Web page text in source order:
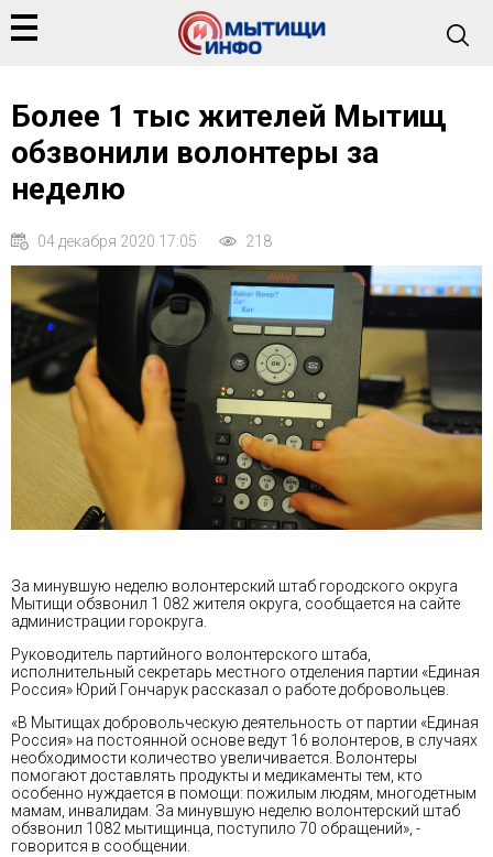
Более 1 тыс жителей Мытищ
обзвонили волонтеры за
неделю
04 декабря 2020 17:05 218
За минувшую неделю волонтерский штаб городского округа
Мытищи обзвонил 1 082 жителя округа, сообщается на сайте
администрации горокруга.
Руководитель партийного волонтерского штаба,
исполнительный секретарь местного отделения партии «Единая
Россия» Юрий Гончарук рассказал о работе добровольцев.
«В Мытищах добровольческую деятельность от партии «Единая
Россия» на постоянной основе ведут 16 волонтеров, в случаях
необходимости количество увеличивается. Волонтеры
помогают доставлять продукты и медикаменты тем, кто
особенно нуждается в помощи: пожилым людям, многодетным
мамам, инвалидам. За минувшую неделю волонтерский штаб
обзвонил 1082 мытищинца, поступило 70 обращений», -
говорится в сообщении.